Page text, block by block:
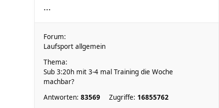
...
Forum:
Laufsport allgemein
Thema:
Sub 3:20h mit 3-4 mal Training die Woche
machbar?
Antworten: 83569 Zugriffe: 16855762